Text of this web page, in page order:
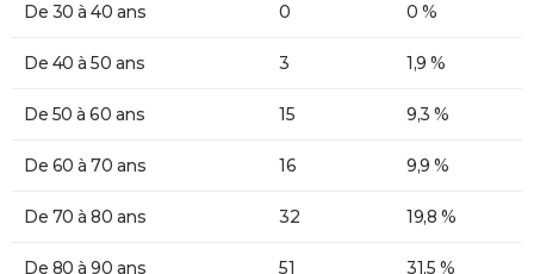
De 30 à 40 ans 0 0 %
De 40 à 50 ans 3 1,9 %
De 50 à 60 ans 15 9,3 %
De 60 à 70 ans 16 9,9 %
De 70 à 80 ans 32 19,8 %
De 80 à 90 ans 51 31,5 %